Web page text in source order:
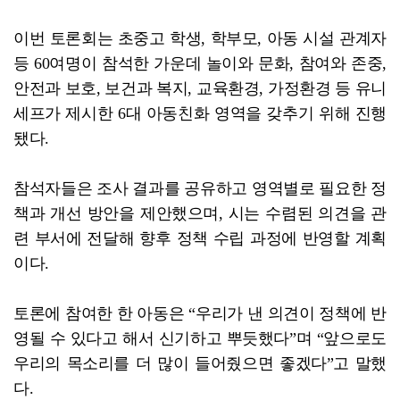
이번 토론회는 초중고 학생, 학부모, 아동 시설 관계자
등 60여명이 참석한 가운데 놀이와 문화, 참여와 존중,
안전과 보호, 보건과 복지, 교육환경, 가정환경 등 유니
세프가 제시한 6대 아동친화 영역을 갖추기 위해 진행
됐다.
참석자들은 조사 결과를 공유하고 영역별로 필요한 정
책과 개선 방안을 제안했으며, 시는 수렴된 의견을 관
련 부서에 전달해 향후 정책 수립 과정에 반영할 계획
이다.
토론에 참여한 한 아동은 “우리가 낸 의견이 정책에 반
영될 수 있다고 해서 신기하고 뿌듯했다”며 “앞으로도
우리의 목소리를 더 많이 들어줬으면 좋겠다”고 말했
다.